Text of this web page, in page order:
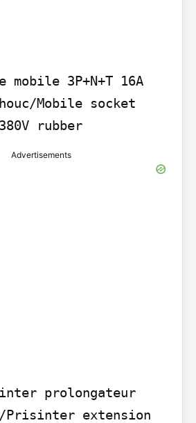
mobile 3P+N+T 16A
Mobile socket
3P+N+E 16A 380V rubber
Advertisements
prolongateur
Prisinter extension